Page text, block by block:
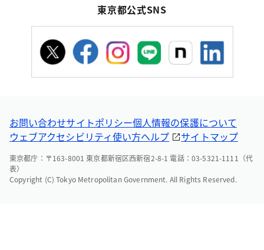
東京都公式SNS
お問い合わせサイトポリシー個人情報の保護について
ウェブアクセシビリティ使い方ヘルプ サイトマップ
東京都庁：〒163-8001 東京都新宿区西新宿2-8-1 電話：03-5321-1111（代
表）
Copyright (C) Tokyo Metropolitan Government. All Rights Reserved.